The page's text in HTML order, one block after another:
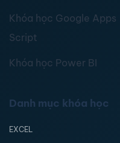
Khóa học Google Apps
Script
Khóa học Power BI
Danh mục khóa học
EXCEL